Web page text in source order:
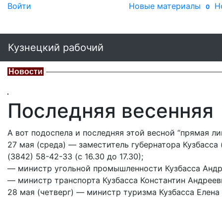
Войти Новые материалы 0
Кузнецкий рабочий
Новости
Последняя весенняя
А вот подоспела и последняя этой весной “прямая
27 мая (среда) — заместитель губернатора
(3842) 58-42-33 (с 16.30 до 17.30);
— министр угольной промышленности Кузбасса
— министр транспорта Кузбасса Константин
28 мая (четверг) — министр туризма Кузбасса